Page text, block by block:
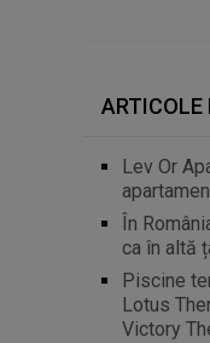
ARTICOLE
Lev Or
În
ca în altă
Piscine
Lotus
Victory